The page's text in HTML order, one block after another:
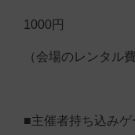
1000円
（会場のレンタル
■主催者持ち込みゲ